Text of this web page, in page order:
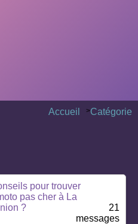
Accueil >Catégorie
pour trouver
pas cher à La
?
21
messages